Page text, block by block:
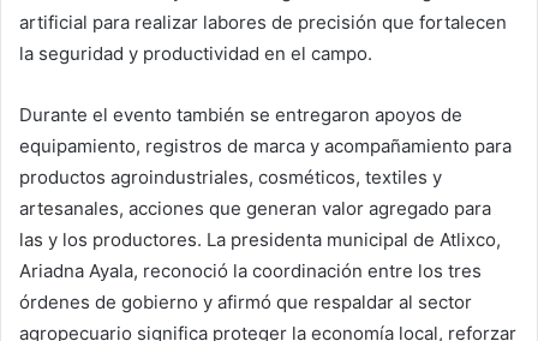
artificial para realizar labores de precisión que fortalecen
la seguridad y productividad en el campo.
Durante el evento también se entregaron apoyos de
equipamiento, registros de marca y acompañamiento para
productos agroindustriales, cosméticos, textiles y
artesanales, acciones que generan valor agregado para
las y los productores. La presidenta municipal de Atlixco,
Ariadna Ayala, reconoció la coordinación entre los tres
órdenes de gobierno y afirmó que respaldar al sector
agropecuario significa proteger la economía local, reforzar